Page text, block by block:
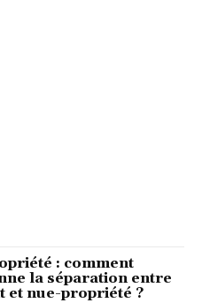
: comment
la séparation entre
et nue-propriété ?